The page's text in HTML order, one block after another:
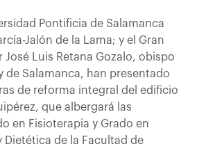
Pontificia de Salamanca
Jalón de la Lama; y el Gran
Luis Retana Gozalo, obispo
de Salamanca, han presentado
de reforma integral del edificio
que albergará las
en Fisioterapia y Grado en
Dietética de la Facultad de